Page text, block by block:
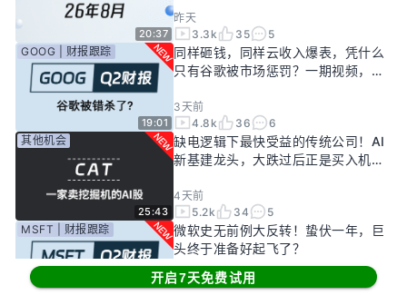
20:37
昨天
3.3k
35 5
19:01
GOOG | 财报跟踪
同样砸钱，同样云收入爆表，凭什么
只有谷歌被市场惩罚？一期视频，告
3天前
4.8k
36 6
25:43
其他机会
缺电逻辑下最快受益的传统公司！AI
新基建龙头，大跌过后正是买入机
4天前
5.2k
34 5
MSFT | 财报跟踪
微软史无前例大反转！蛰伏一年，巨
头终于准备好起飞了？
6天前
开启7天免费试用